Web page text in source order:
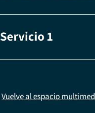
Servicio 1
Vuelve al espacio